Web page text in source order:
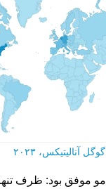
گوگل آنالیتیکس، ۲۰۲۳